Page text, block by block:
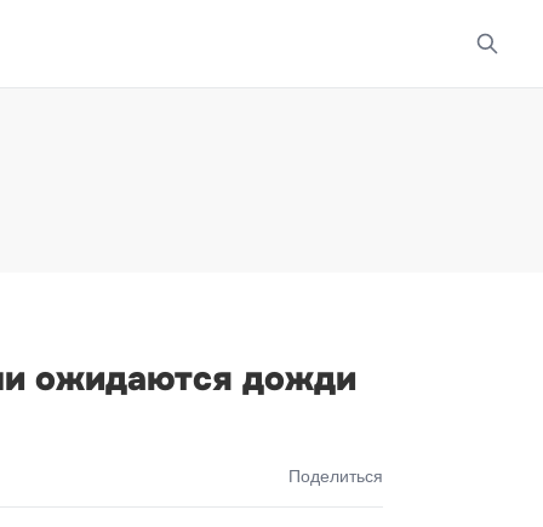
ожидаются дожди
Поделиться